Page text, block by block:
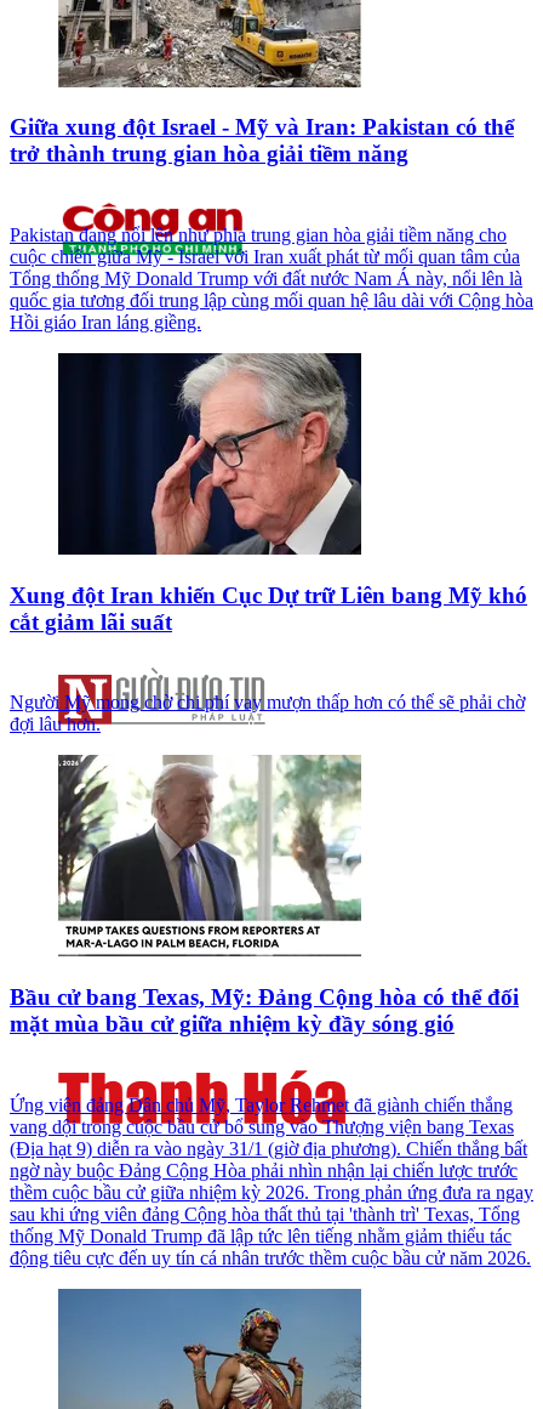
Giữa xung đột Israel - Mỹ và Iran: Pakistan có thể
trở thành trung gian hòa giải tiềm năng
Pakistan đang nổi lên như phía trung gian hòa giải tiềm năng cho
cuộc chiến giữa Mỹ - Israel với Iran xuất phát từ mối quan tâm của
Tổng thống Mỹ Donald Trump với đất nước Nam Á này, nổi lên là
quốc gia tương đối trung lập cùng mối quan hệ lâu dài với Cộng hòa
Hồi giáo Iran láng giềng.
Xung đột Iran khiến Cục Dự trữ Liên bang Mỹ khó
cắt giảm lãi suất
Người Mỹ mong chờ chi phí vay mượn thấp hơn có thể sẽ phải chờ
đợi lâu hơn.
Bầu cử bang Texas, Mỹ: Đảng Cộng hòa có thể đối
mặt mùa bầu cử giữa nhiệm kỳ đầy sóng gió
Ứng viên đảng Dân chủ Mỹ, Taylor Rehmet đã giành chiến thắng
vang dội trong cuộc bầu cử bổ sung vào Thượng viện bang Texas
(Địa hạt 9) diễn ra vào ngày 31/1 (giờ địa phương). Chiến thắng bất
ngờ này buộc Đảng Cộng Hòa phải nhìn nhận lại chiến lược trước
thềm cuộc bầu cử giữa nhiệm kỳ 2026. Trong phản ứng đưa ra ngay
sau khi ứng viên đảng Cộng hòa thất thủ tại 'thành trì' Texas, Tổng
thống Mỹ Donald Trump đã lập tức lên tiếng nhằm giảm thiểu tác
động tiêu cực đến uy tín cá nhân trước thềm cuộc bầu cử năm 2026.